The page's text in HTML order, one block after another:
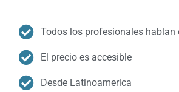
Todos los profesionales hablan
El precio es accesible
Desde Latinoamerica